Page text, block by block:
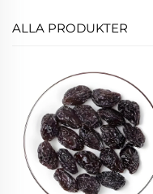
ALLA PRODUKTER